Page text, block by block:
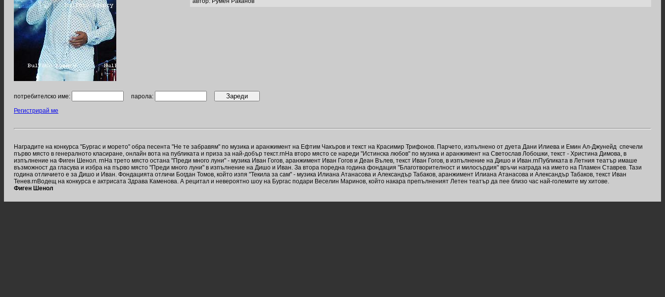
потребителско име: парола:
Регистрирай ме
Наградите на конкурса "Бургас и морето" обра песента "Не те забравям" по музика и аранжимент на Ефтим Чакъров и текст на Красимир Трифонов. Парчето, изпълнено от дуета Дани Илиева и Емин Ал-Джунейд спечели
първо място в генералното класиране, онлайн вота на публиката и приза за най-добър текст.rnНа второ място се нареди "Истинска любов" по музика и аранжимент на Светослав Лобошки, текст - Христина Димова, в
изпълнение на Фиген Шенол. rnНа трето място остана "Преди много луни" - музика Иван Гогов, аранжимент Иван Гогов и Деан Вълев, текст Иван Гогов, в изпълнение на Дишо и Иван.rnПубликата в Летния театър имаше
възможност да гласува и избра на първо място "Преди много луни" в изпълнение на Дишо и Иван. За втора поредна година фондация "Благотворителност и милосърдия" връчи награда на името на Пламен Ставрев. Тази
година отличието е за Дишо и Иван. Фондацията отличи Богдан Томов, който изпя "Текила за сам" - музика Илиана Атанасова и Александър Табаков, аранжимент Илиана Атанасова и Александър Табаков, текст Иван
Тенев.rnВодещ на конкурса е актрисата Здрава Каменова. А рецитал и невероятно шоу на Бургас подари Веселин Маринов, който накара препълненият Летен театър да пее близо час най-големите му хитове.
Фиген Шенол